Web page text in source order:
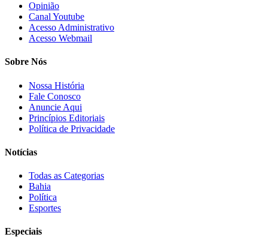
Opinião
Canal Youtube
Acesso Administrativo
Acesso Webmail
Sobre Nós
Nossa História
Fale Conosco
Anuncie Aqui
Princípios Editoriais
Política de Privacidade
Notícias
Todas as Categorias
Bahia
Política
Esportes
Especiais